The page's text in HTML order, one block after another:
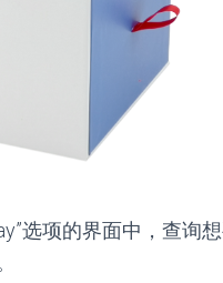
选项的界面中，查询